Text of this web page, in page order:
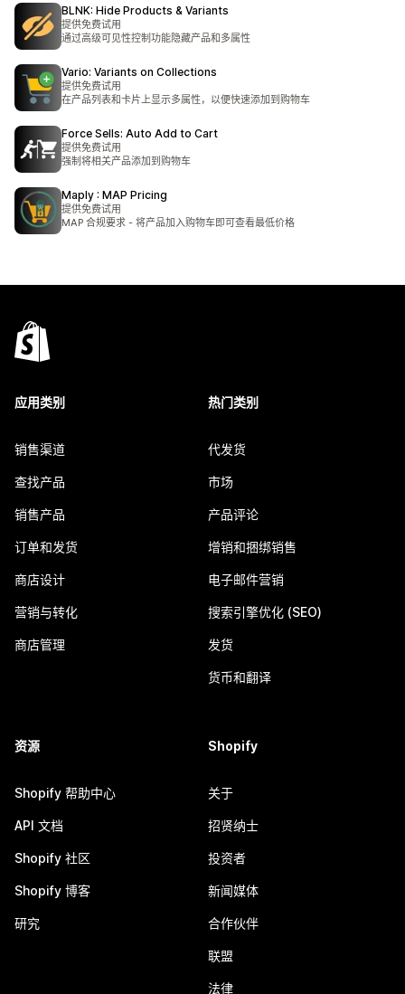
BLNK: Hide Products & Variants
提供免费试用
通过高级可见性控制功能隐藏产品和多属性
Vario: Variants on Collections
提供免费试用
在产品列表和卡片上显示多属性，以便快速添加到购物车
Force Sells: Auto Add to Cart
提供免费试用
强制将相关产品添加到购物车
Maply : MAP Pricing
提供免费试用
MAP 合规要求 - 将产品加入购物车即可查看最低价格
应用类别
销售渠道
查找产品
销售产品
订单和发货
商店设计
营销与转化
商店管理
热门类别
代发货
市场
产品评论
增销和捆绑销售
电子邮件营销
搜索引擎优化 (SEO)
发货
货币和翻译
资源
Shopify 帮助中心
API 文档
Shopify 社区
Shopify 博客
研究
Shopify
关于
招贤纳士
投资者
新闻媒体
合作伙伴
联盟
法律